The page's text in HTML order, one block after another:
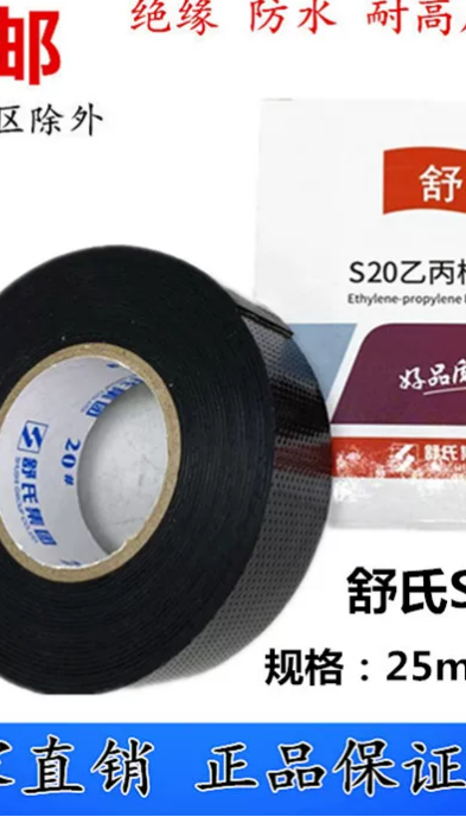
xanh xanh đen
cách nhiệt năm màu
Mở rộng thợ điện
băng cách nhiệt PVC
không thấm nước
siêu dính nhiệt độ
chịu nhiệt cao quấn
ống dây ô tô dây nịt
băng đen
222,000
Ổ cắm Bull băng
cách điện băng cách
điện băng đen đỏ
vàng băng điện PVC
chống cháy băng 9
203,000
Bull băng điện PVC
cách điện chống
chịu nhiệt độ cao
không thấm nước
màu đen 9/18 mét
cuộn siêu lớn của
băng điện